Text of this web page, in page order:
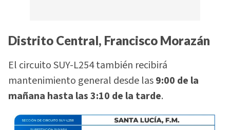
Distrito Central, Francisco Morazán
El circuito SUY-L254 también recibirá
mantenimiento general desde las9:00 de la
mañana hasta las 3:10 de la tarde.